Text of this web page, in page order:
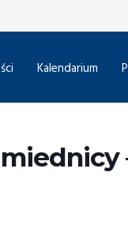
Kalendarium